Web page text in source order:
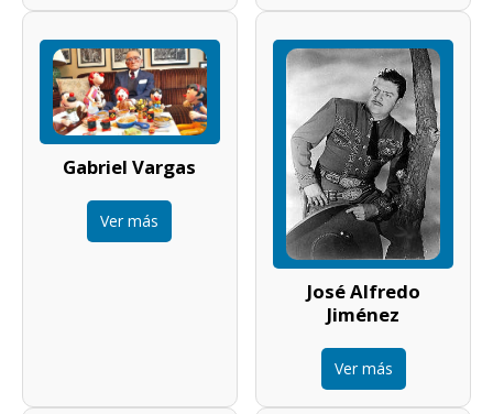
Gabriel Vargas
Ver más
José Alfredo
Jiménez
Ver más